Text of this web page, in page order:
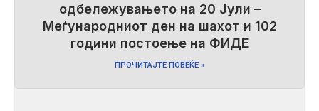
одбележувањето на 20 Јули –
Меѓународниот ден на шахот и 102
години постоење на ФИДЕ
ПРОЧИТАЈТЕ ПОВЕЌЕ »